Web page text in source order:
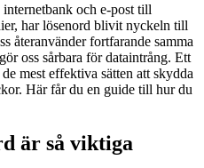
och e-post till
har lösenord blivit nyckeln till
återanvänder fortfarande samma
oss sårbara för dataintrång. Ett
mest effektiva sätten att skydda
Här får du en guide till hur du
är så viktiga